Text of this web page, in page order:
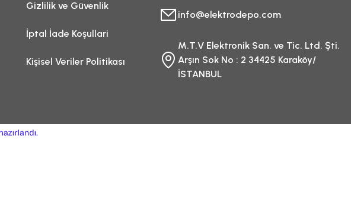
Gizlilik ve Güvenlik
İptal İade Koşullari
Kişisel Veriler Politikası
info@elektrodepo.com
M.T.V Elektronik San. ve Tic. Ltd. Şti.
Arşın Sok No : 2 34425 Karaköy/
İSTANBUL